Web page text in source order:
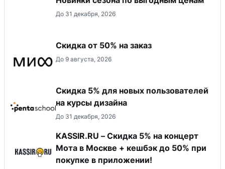
До 31 декабря, 2026
Скидка от 50% на заказ
До 9 августа, 2026
Скидка 5% для новых пользователей
на курсы дизайна
До 31 декабря, 2026
KASSIR.RU – Скидка 5% на концерт
Мота в Москве + кешбэк до 50% при
покупке в приложении!